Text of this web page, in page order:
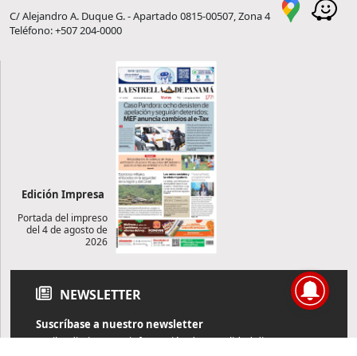
C/ Alejandro A. Duque G. - Apartado 0815-00507, Zona 4
Teléfono: +507 204-0000
Edición Impresa
Portada del impreso
del 4 de agosto de
2026
NEWSLETTER
Suscríbase a nuestro newsletter
Reciba diariamente información de actualidad directamente en